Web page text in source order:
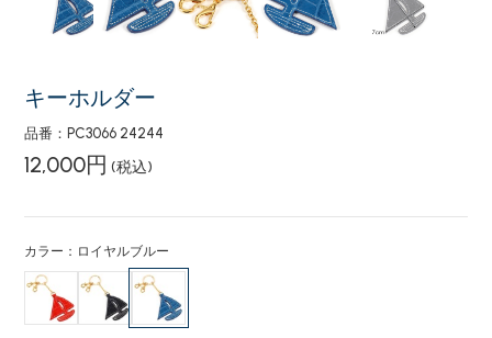
キーホルダー
品番：PC3066 24244
12,000円 (税込)
カラー：ロイヤルブルー